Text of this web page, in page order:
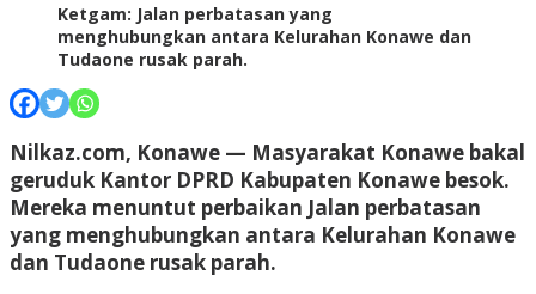
Ketgam: Jalan perbatasan yang
menghubungkan antara Kelurahan Konawe dan
Tudaone rusak parah.
Nilkaz.com, Konawe — Masyarakat Konawe bakal
geruduk Kantor DPRD Kabupaten Konawe besok.
Mereka menuntut perbaikan Jalan perbatasan
yang menghubungkan antara Kelurahan Konawe
dan Tudaone rusak parah.